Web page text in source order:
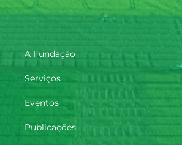
A Fundação
Serviços
Eventos
Publicações